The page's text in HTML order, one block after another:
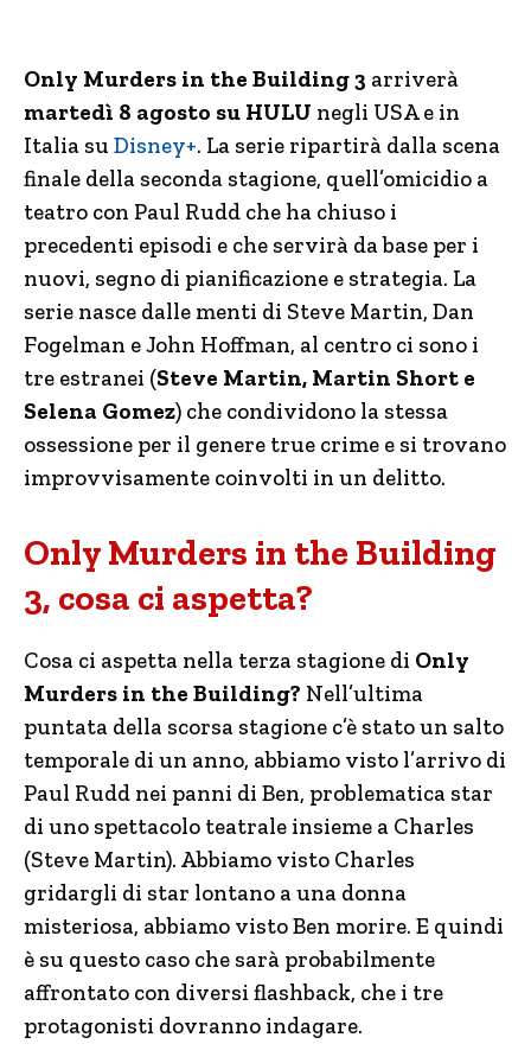
Only Murders in the Building 3 arriverà
martedì 8 agosto su HULU negli USA e in
Italia su Disney+. La serie ripartirà dalla scena
finale della seconda stagione, quell’omicidio a
teatro con Paul Rudd che ha chiuso i
precedenti episodi e che servirà da base per i
nuovi, segno di pianificazione e strategia. La
serie nasce dalle menti di Steve Martin, Dan
Fogelman e John Hoffman, al centro ci sono i
tre estranei (Steve Martin, Martin Short e
Selena Gomez) che condividono la stessa
ossessione per il genere true crime e si trovano
improvvisamente coinvolti in un delitto.
Only Murders in the Building
3, cosa ci aspetta?
Cosa ci aspetta nella terza stagione di Only
Murders in the Building? Nell’ultima
puntata della scorsa stagione c’è stato un salto
temporale di un anno, abbiamo visto l’arrivo di
Paul Rudd nei panni di Ben, problematica star
di uno spettacolo teatrale insieme a Charles
(Steve Martin). Abbiamo visto Charles
gridargli di star lontano a una donna
misteriosa, abbiamo visto Ben morire. E quindi
è su questo caso che sarà probabilmente
affrontato con diversi flashback, che i tre
protagonisti dovranno indagare.